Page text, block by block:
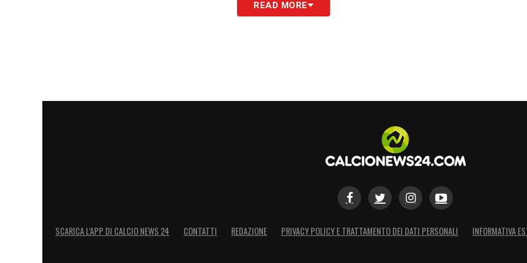
READ MORE
SCARICA L’APP DI CALCIO NEWS 24 CONTATTI REDAZIONE PRIVACY POLICY E TRATTAMENTO DEI DATI PERSONALI INFORMATIVA